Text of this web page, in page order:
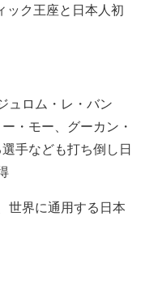
ック王座と日本人初
ュロム・レ・バン
・モー、グーカン・
手なども打ち倒し日
世界に通用する日本